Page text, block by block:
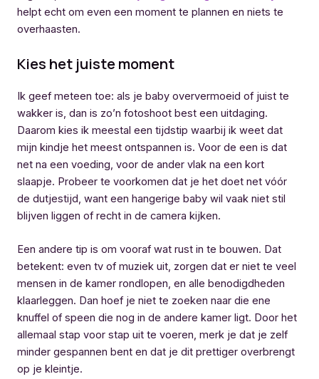
helpt echt om even een moment te plannen en niets te
overhaasten.
Kies het juiste moment
Ik geef meteen toe: als je baby oververmoeid of juist te
wakker is, dan is zo’n fotoshoot best een uitdaging.
Daarom kies ik meestal een tijdstip waarbij ik weet dat
mijn kindje het meest ontspannen is. Voor de een is dat
net na een voeding, voor de ander vlak na een kort
slaapje. Probeer te voorkomen dat je het doet net vóór
de dutjestijd, want een hangerige baby wil vaak niet stil
blijven liggen of recht in de camera kijken.
Een andere tip is om vooraf wat rust in te bouwen. Dat
betekent: even tv of muziek uit, zorgen dat er niet te veel
mensen in de kamer rondlopen, en alle benodigdheden
klaarleggen. Dan hoef je niet te zoeken naar die ene
knuffel of speen die nog in de andere kamer ligt. Door het
allemaal stap voor stap uit te voeren, merk je dat je zelf
minder gespannen bent en dat je dit prettiger overbrengt
op je kleintje.